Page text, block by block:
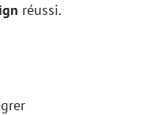
réussi.